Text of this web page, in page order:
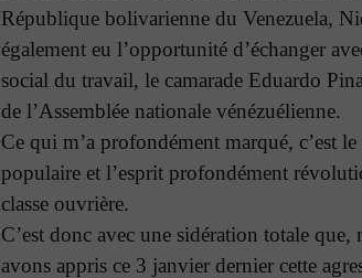
République bolivarienne du Venezuela,
également eu l’opportunité d’échanger
social du travail, le camarade Eduardo
de l’Assemblée nationale vénézuélienne.
Ce qui m’a profondément marqué, c’est
populaire et l’esprit profondément
classe ouvrière.
C’est donc avec une sidération totale que,
avons appris ce 3 janvier dernier cette